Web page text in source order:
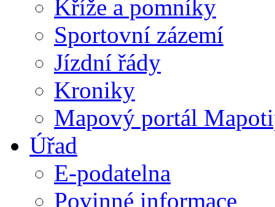
Kříže a pomníky
Sportovní zázemí
Jízdní řády
Kroniky
Mapový portál
Úřad
E-podatelna
Povinné informace